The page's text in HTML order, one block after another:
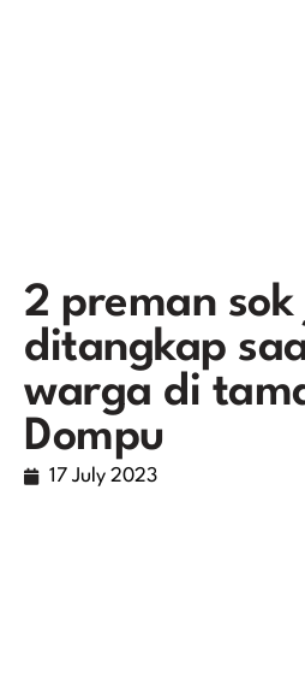
2 preman sok
ditangkap
warga di
Dompu
17 July 2023